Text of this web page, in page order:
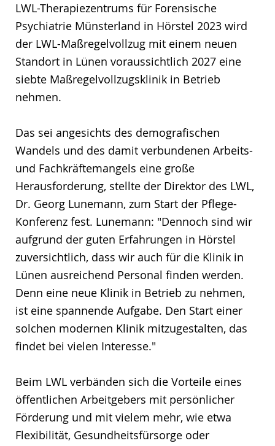
LWL-Therapiezentrums für Forensische
Psychiatrie Münsterland in Hörstel 2023 wird
der LWL-Maßregelvollzug mit einem neuen
Standort in Lünen voraussichtlich 2027 eine
siebte Maßregelvollzugsklinik in Betrieb
nehmen.
Das sei angesichts des demografischen
Wandels und des damit verbundenen Arbeits-
und Fachkräftemangels eine große
Herausforderung, stellte der Direktor des LWL,
Dr. Georg Lunemann, zum Start der Pflege-
Konferenz fest. Lunemann: "Dennoch sind wir
aufgrund der guten Erfahrungen in Hörstel
zuversichtlich, dass wir auch für die Klinik in
Lünen ausreichend Personal finden werden.
Denn eine neue Klinik in Betrieb zu nehmen,
ist eine spannende Aufgabe. Den Start einer
solchen modernen Klinik mitzugestalten, das
findet bei vielen Interesse."
Beim LWL verbänden sich die Vorteile eines
öffentlichen Arbeitgebers mit persönlicher
Förderung und mit vielem mehr, wie etwa
Flexibilität, Gesundheitsfürsorge oder